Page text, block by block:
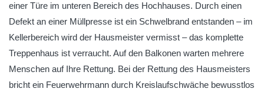
einer Türe im unteren Bereich des Hochhauses. Durch einen
Defekt an einer Müllpresse ist ein Schwelbrand entstanden – im
Kellerbereich wird der Hausmeister vermisst – das komplette
Treppenhaus ist verraucht. Auf den Balkonen warten mehrere
Menschen auf Ihre Rettung. Bei der Rettung des Hausmeisters
bricht ein Feuerwehrmann durch Kreislaufschwäche bewusstlos